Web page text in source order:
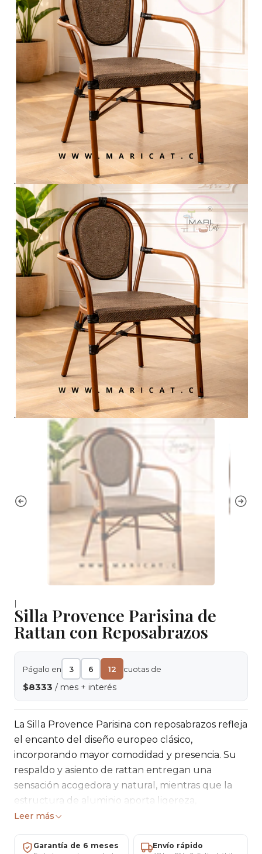
|
Silla Provence Parisina de
Rattan con Reposabrazos
Págalo en 3 6 12 cuotas de
$8333 / mes + interés
La Silla Provence Parisina con reposabrazos refleja
el encanto del diseño europeo clásico,
incorporando mayor comodidad y presencia. Su
respaldo y asiento de rattan entregan una
sensación acogedora y natural, mientras que la
estructura de aluminio aporta ligereza,
estabilidad y resistencia, haciéndola ideal para
buscan un estilo elegante y atemporal.
Leer más
Garantía de 6 meses Envío rápido